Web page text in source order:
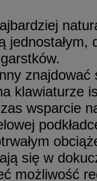
znajdować
klawiaturze
wsparcie
się w
możliwość